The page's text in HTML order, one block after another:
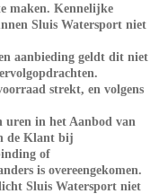
maken. Kennelijke
Sluis Watersport niet
aanbieding geldt dit niet
strekt, en volgens
uren in het Aanbod van
de Klant bij
of
is overeengekomen.
Sluis Watersport niet